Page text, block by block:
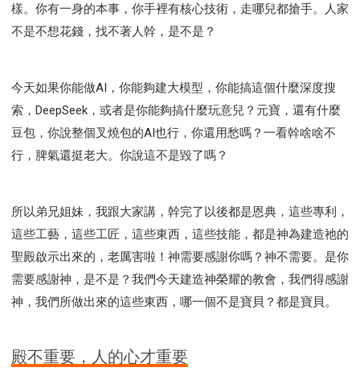
樣。你有一身的本事，你手裡有核心技術，走哪兒都搶手。人家
不是不想花錢，找不著人幹，是不是？
今天如果你能做AI，你能夠建大模型，你能搞這個什麼深度搜
索，DeepSeek，或者是你能夠搞什麼玩意兒？元寶，還有什麼
豆包，你說整個叉燒包的AI也行，你還用愁嗎？一看幹啥啥不
行，脾氣還挺老大。你說這不是毀了嗎？
所以弟兄姐妹，我跟大家講，幹完了以後都是恩典，這些專利，
這些工藝，這些工匠，這些東西，這些技能，都是神為建造祂的
聖殿啟示出來的，老厲害啦！神需要感謝你嗎？神不需要。是你
需要感謝神，是不是？我們今天建造神榮耀的教會，我們得感謝
神，我們所做出來的這些東西，哪一個不是寶貝？都是寶貝。
殿不重要，人的心才重要